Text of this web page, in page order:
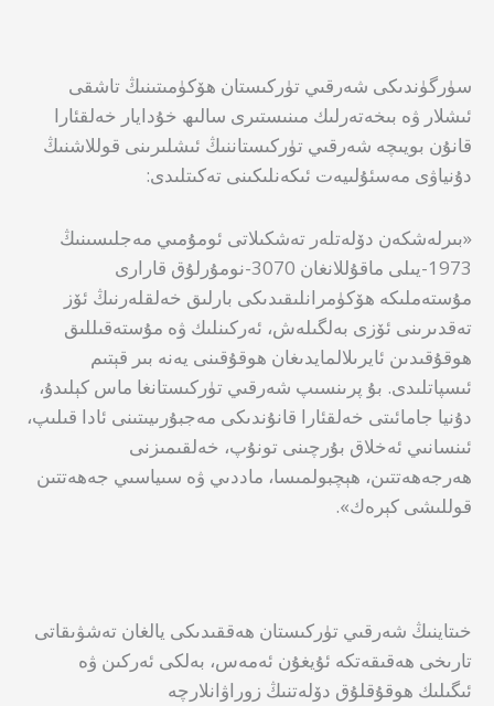
سۈرگۈندىكى شەرقىي تۈركىستان ھۆكۈمىتىنىڭ تاشقى
ئىشلار ۋە بىخەتەرلىك مىنىستىرى سالىھ خۇدايار خەلقئارا
قانۇن بويىچە شەرقىي تۈركىستاننىڭ ئىشلىرىنى قوللاشنىڭ
دۇنياۋى مەسئۇلىيەت ئىكەنلىكىنى تەكىتلىدى:
«بىرلەشكەن دۆلەتلەر تەشكىلاتى ئومۇمىي مەجلىسىنىڭ
1973-يىلى ماقۇللانغان 3070-نومۇرلۇق قارارى
مۇستەملىكە ھۆكۈمرانلىقىدىكى بارلىق خەلقلەرنىڭ ئۆز
تەقدىرىنى ئۆزى بەلگىلەش، ئەركىنلىك ۋە مۇستەقىللىق
ھوقۇقىدىن ئايرىلالمايدىغان ھوقۇقىنى يەنە بىر قېتىم
ئىسپاتلىدى. بۇ پرىنسىپ شەرقىي تۈركىستانغا ماس كېلىدۇ،
دۇنيا جامائىتى خەلقئارا قانۇندىكى مەجبۇرىيىتىنى ئادا قىلىپ،
ئىنسانىي ئەخلاق بۇرچىنى تونۇپ، خەلقىمىزنى
ھەرجەھەتتىن، ھېچبولمىسا، ماددىي ۋە سىياسىي جەھەتتىن
قوللىشى كېرەك».
خىتاينىڭ شەرقىي تۈركىستان ھەققىدىكى يالغان تەشۋىقاتى
تارىخى ھەقىقەتكە ئۇيغۇن ئەمەس، بەلكى ئەركىن ۋە
ئىگىلىك ھوقۇقلۇق دۆلەتنىڭ زوراۋانلارچە